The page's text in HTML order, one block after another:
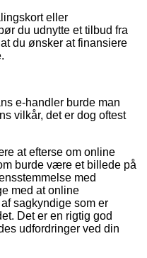
eller
du udnytte et tilbud fra
du ønsker at finansiere
e-handler burde man
vilkår, det er dog oftest
at efterse om online
burde være et billede på
med
med at online
sagkyndige som er
Det er en rigtig god
udfordringer ved din